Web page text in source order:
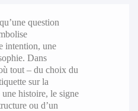
question
intention, une
Dans
tout – du choix du
sur la
histoire, le signe
ou d’un